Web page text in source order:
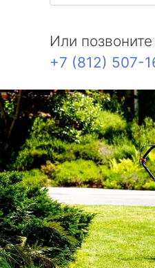
Или
+7 (812) 507-